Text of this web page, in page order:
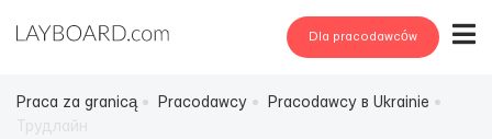
Dla pracodawców
Praca za granicą Pracodawcy
Pracodawcy в Ukrainie